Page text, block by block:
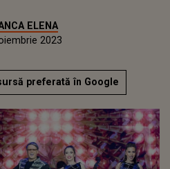
ELENA
2023
preferată în Google